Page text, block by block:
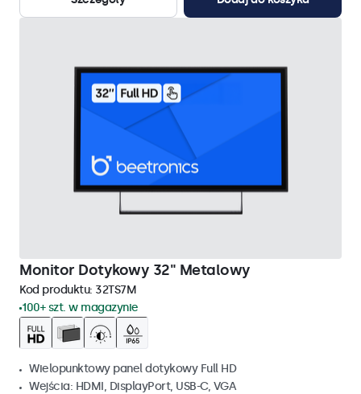
Monitor Dotykowy 32" Metalowy
Kod produktu: 32TS7M
100+ szt. w magazynie
Wielopunktowy panel dotykowy Full HD
Wejścia: HDMI, DisplayPort, USB-C, VGA